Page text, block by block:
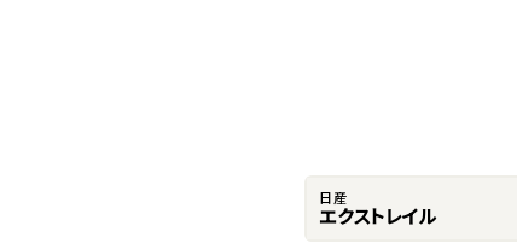
日産
エクストレイル